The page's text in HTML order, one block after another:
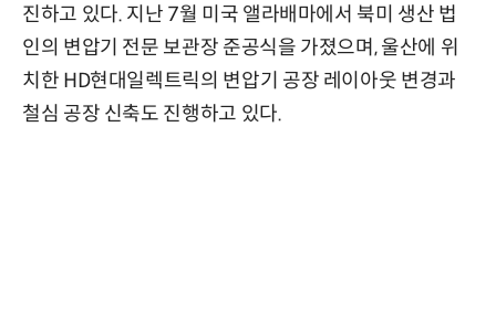
진하고 있다. 지난 7월 미국 앨라배마에서 북미 생산 법
인의 변압기 전문 보관장 준공식을 가졌으며, 울산에 위
치한 HD현대일렉트릭의 변압기 공장 레이아웃 변경과
철심 공장 신축도 진행하고 있다.